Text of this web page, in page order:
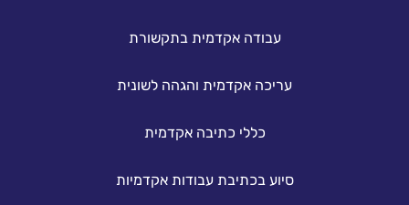
עבודה אקדמית בתקשורת
עריכה אקדמית והגהה לשונית
כללי כתיבה אקדמית
סיוע בכתיבת עבודות אקדמיות